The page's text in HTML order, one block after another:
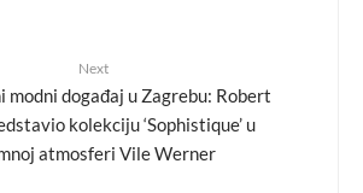
Next
modni događaj u Zagrebu: Robert
kolekciju ‘Sophistique’ u
atmosferi Vile Werner